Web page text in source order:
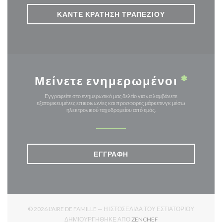
ΚΆΝΤΕ ΚΡΆΤΗΣΗ ΤΡΑΠΕΖΙΟΎ
Μείνετε ενημερωμένοι *
Εγγραφείτε στο ενημερωτικό μας δελτίο για να λαμβάνετε
εξατομικευμένες επικοινωνίες και προσφορές μάρκετινγκ μέσω
ηλεκτρονικού ταχυδρομείου από εμάς.
ΕΓΓΡΑΦΉ
© 2026 L'AIRE DE FAMILLE — Η ΙΣΤΟΣΕΛΊΔΑ ΤΟΥ ΕΣΤΙΑΤΟΡΊΟΥ
ΔΗΜΙΟΥΡΓΉΘΗΚΕ ΑΠΌZENCHEF((ΑΝΟΊΓΕΙ ΣΕ ΝΈΟ